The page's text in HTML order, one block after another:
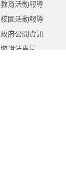
教育活動報導
校園活動報導
政府公開資訊
遊說法專區